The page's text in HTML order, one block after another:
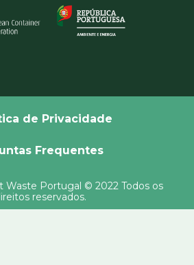
de Privacidade
Frequentes
Waste Portugal © 2022 Todos os
reservados.